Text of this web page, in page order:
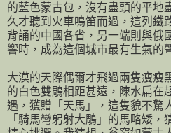
的藍色蒙古包，沒有盡頭的平地
久才聽到火車鳴笛而過，這列鐵
背誦的中國各省，另一端則與俄
響時，成為這個城市最有生氣的
大漠的天際偶爾才飛過兩隻瘦瘦
的白色雙鵰相距甚遠，陳水扁在
遇，獲贈「天馬」，這隻貌不驚
「騎馬彎躬射大鵰」的馬略矮